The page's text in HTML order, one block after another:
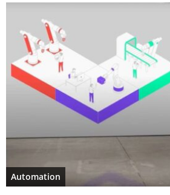
Automation